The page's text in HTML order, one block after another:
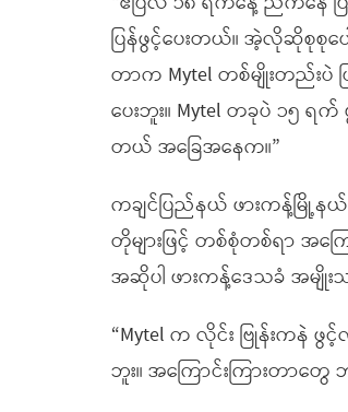
ပြန်ဖွင့်ပေးတယ်။ အဲ့လိုဆိုစုစုပေ
တာက Mytel တစ်မျိုးတည်းပဲ ပ
ပေးဘူး။ Mytel တခုပဲ ၁၅ ရ
တယ် အခြေအနေက။”
ကချင်ပြည်နယ် ဖားကန့်မြို့န
တိုများဖြင့် တစ်စုံတစ်ရာ အ
အဆိုပါ ဖားကန့်ဒေသခံ အမျို
“Mytel က လိုင်း ဗြုန်းကနဲ
ဘူး။ အကြောင်းကြားတာတွေ